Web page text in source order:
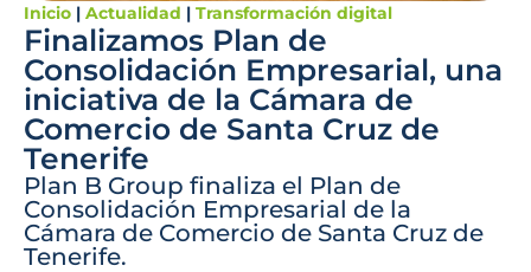
Inicio | Actualidad | Transformación digital
Finalizamos Plan de
Consolidación Empresarial, una
iniciativa de la Cámara de
Comercio de Santa Cruz de
Tenerife
Plan B Group finaliza el Plan de
Consolidación Empresarial de la
Cámara de Comercio de Santa Cruz de
Tenerife.